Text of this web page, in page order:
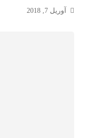
آوریل 7, 2018